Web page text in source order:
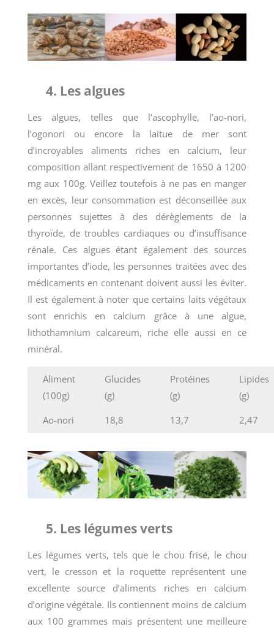
4. Les algues
Les algues, telles que l’ascophylle, l’ao-nori,
l’ogonori ou encore la laitue de mer sont
d’incroyables aliments riches en calcium, leur
composition allant respectivement de 1650 à 1200
mg aux 100g. Veillez toutefois à ne pas en manger
en excès, leur consommation est déconseillée aux
personnes sujettes à des dérèglements de la
thyroïde, de troubles cardiaques ou d’insuffisance
rénale. Ces algues étant également des sources
importantes d’iode, les personnes traitées avec des
médicaments en contenant doivent aussi les éviter.
Il est également à noter que certains laits végétaux
sont enrichis en calcium grâce à une algue,
lithothamnium calcareum, riche elle aussi en ce
minéral.
Aliment
(100g)
Glucides
(g)
Protéines
(g)
Lipides
(g)
Ao-nori
18,8 13,7 2,47
5. Les légumes verts
Les légumes verts, tels que le chou frisé, le chou
vert, le cresson et la roquette représentent une
excellente source d’aliments riches en calcium
d’origine végétale. Ils contiennent moins de calcium
aux 100 grammes mais présentent une meilleure